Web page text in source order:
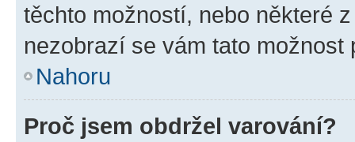
těchto možností, nebo některé
nezobrazí se vám tato
Nahoru
Proč jsem obdržel varování?